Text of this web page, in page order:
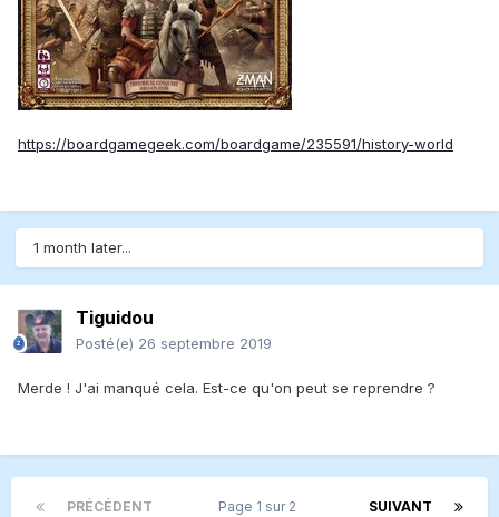
https://boardgamegeek.com/boardgame/235591/history-world
1 month later...
Tiguidou
Posté(e) 26 septembre 2019
Merde ! J'ai manqué cela. Est-ce qu'on peut se reprendre ?
PRÉCÉDENT SUIVANT
Page 1 sur 2